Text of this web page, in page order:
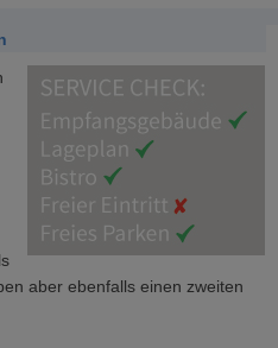
aber ebenfalls einen zweiten